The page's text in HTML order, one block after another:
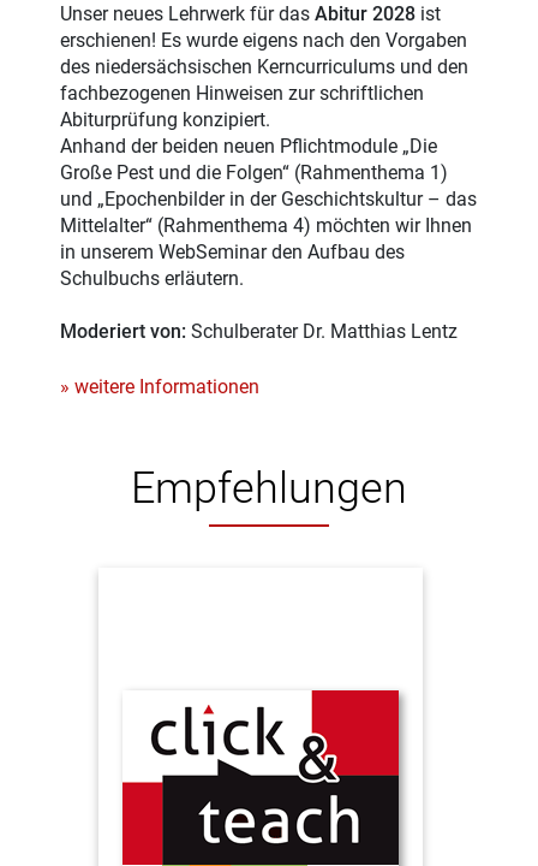
Unser neues Lehrwerk für das Abitur 2028 ist
erschienen! Es wurde eigens nach den Vorgaben
des niedersächsischen Kerncurriculums und den
fachbezogenen Hinweisen zur schriftlichen
Abiturprüfung konzipiert.
Anhand der beiden neuen Pflichtmodule „Die
Große Pest und die Folgen“ (Rahmenthema 1)
und „Epochenbilder in der Geschichtskultur – das
Mittelalter“ (Rahmenthema 4) möchten wir Ihnen
in unserem WebSeminar den Aufbau des
Schulbuchs erläutern.
Moderiert von: Schulberater Dr. Matthias Lentz
» weitere Informationen
Empfehlungen